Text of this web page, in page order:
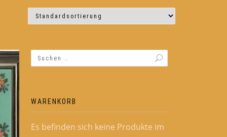
WARENKORB
Es befinden sich keine Produkte im